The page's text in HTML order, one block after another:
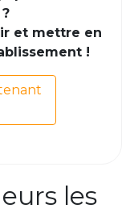
et mettre en
!
les